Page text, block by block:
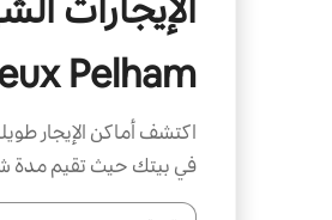
Pelham
اكتشف أماكن الإيجار
في بيتك حيث تقيم مدة